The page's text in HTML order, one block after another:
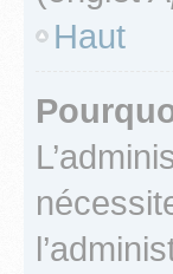
Haut